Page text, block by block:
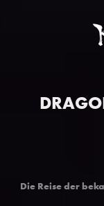
Die Reise der